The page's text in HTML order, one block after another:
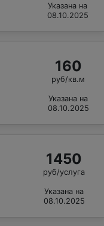
Указана на
08.10.2025
160
руб/кв.м
Указана на
08.10.2025
1450
руб/услуга
Указана на
08.10.2025